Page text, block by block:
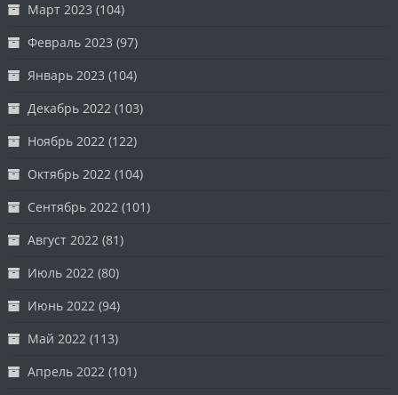
Март 2023 (104)
Февраль 2023 (97)
Январь 2023 (104)
Декабрь 2022 (103)
Ноябрь 2022 (122)
Октябрь 2022 (104)
Сентябрь 2022 (101)
Август 2022 (81)
Июль 2022 (80)
Июнь 2022 (94)
Май 2022 (113)
Апрель 2022 (101)